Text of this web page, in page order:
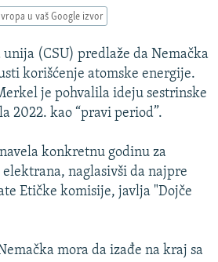
u vaš Google izvor
(CSU) predlaže da Nemačka
korišćenje atomske energije.
je pohvalila ideju sestrinske
2022. kao “pravi period”.
konkretnu godinu za
naglasivši da najpre
Etičke komisije, javlja "Dojče
mora da izađe na kraj sa